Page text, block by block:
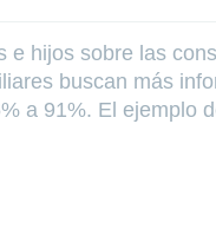
hijos sobre las
buscan más
a 91%. El ejemplo